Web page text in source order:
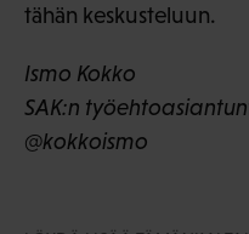
tähän keskusteluun.
Ismo Kokko
SAK:n
@kokkoismo